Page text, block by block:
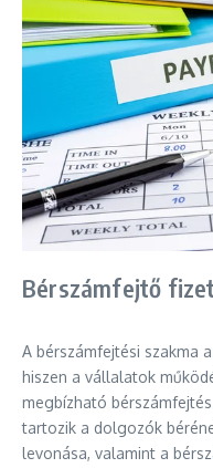
Bérszámfejtő
A bérszámfejtési szakma
hiszen a vállalatok
megbízható
tartozik a dolgozók
levonása, valamint a